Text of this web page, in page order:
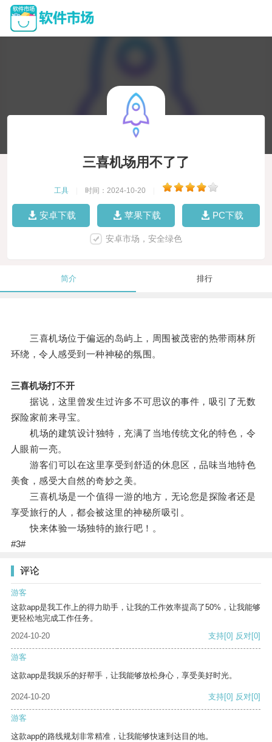
三喜机场用不了了
工具 时间：2024-10-20
安卓下载 苹果下载 PC下载
安卓市场，安全绿色
简介 排行
三喜机场位于偏远的岛屿上，周围被茂密的热带雨林所
环绕，令人感受到一种神秘的氛围。
三喜机场打不开
据说，这里曾发生过许多不可思议的事件，吸引了无数
探险家前来寻宝。
机场的建筑设计独特，充满了当地传统文化的特色，令
人眼前一亮。
游客们可以在这里享受到舒适的休息区，品味当地特色
美食，感受大自然的奇妙之美。
三喜机场是一个值得一游的地方，无论您是探险者还是
享受旅行的人，都会被这里的神秘所吸引。
快来体验一场独特的旅行吧！。
#3#
评论
游客
这款app是我工作上的得力助手，让我的工作效率提高了50%，让我能够
更轻松地完成工作任务。
2024-10-20
支持[0] 反对[0]
游客
这款app是我娱乐的好帮手，让我能够放松身心，享受美好时光。
2024-10-20 支持[0] 反对[0]
游客
这款app的路线规划非常精准，让我能够快速到达目的地。